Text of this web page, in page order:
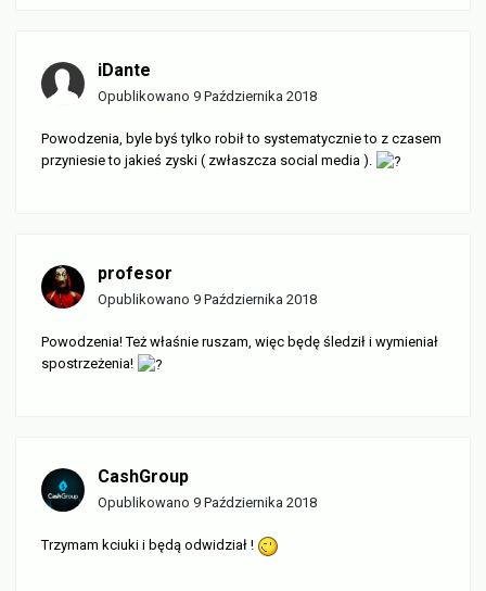
iDante
Opublikowano 9 Października 2018
Powodzenia, byle byś tylko robił to systematycznie to z czasem
przyniesie to jakieś zyski ( zwłaszcza social media ).
profesor
Opublikowano 9 Października 2018
Powodzenia! Też właśnie ruszam, więc będę śledził i wymieniał
spostrzeżenia!
CashGroup
Opublikowano 9 Października 2018
Trzymam kciuki i będą odwidział !